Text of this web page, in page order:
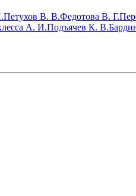
Петухов В. В.Федотова В. Г.
А. И.Подъячев К. В.